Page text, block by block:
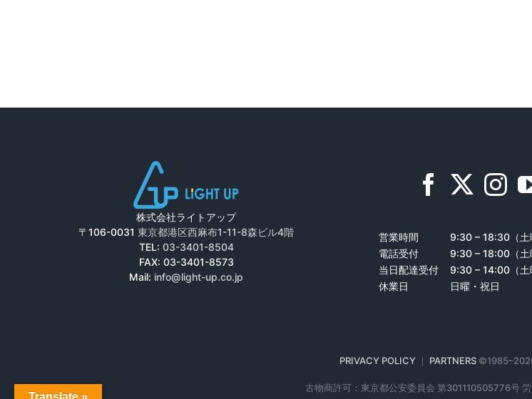
株式会社ライトアップ
〒106-0031東京都港区西麻布1-11-8森ビル4階
TEL: 03-3401-8504
FAX: 03-3401-8573
Mail: info@light-up.co.jp
営業時間
9:30 – 18:30（土
電話受付
9:30 – 18:00（土
当日配達受付
9:30 – 14:00（土
休業日
日曜・祝日
PRIVACY POLICY ｜ PARTNERS ©1985–
古物商許可：東京都公安委員会 第301110505776号
Translate »